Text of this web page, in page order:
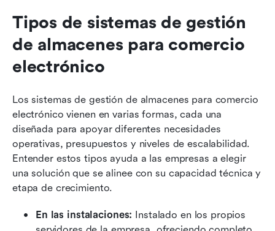
Tipos de sistemas de gestión
de almacenes para comercio
electrónico
Los sistemas de gestión de almacenes para comercio
electrónico vienen en varias formas, cada una
diseñada para apoyar diferentes necesidades
operativas, presupuestos y niveles de escalabilidad.
Entender estos tipos ayuda a las empresas a elegir
una solución que se alinee con su capacidad técnica y
etapa de crecimiento.
En las instalaciones: Instalado en los propios